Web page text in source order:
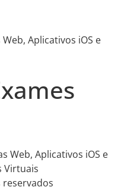
Aplicativos iOS e
Web, Aplicativos iOS e
Virtuais